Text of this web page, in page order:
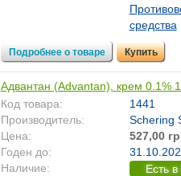
средства
Подробнее о товаре Купить
Адвантан (Advantan), крем 0.1%
Код товара:
1441
Производитель:
Schering
Цена:
527,00
Годен до:
Наличие:
Есть